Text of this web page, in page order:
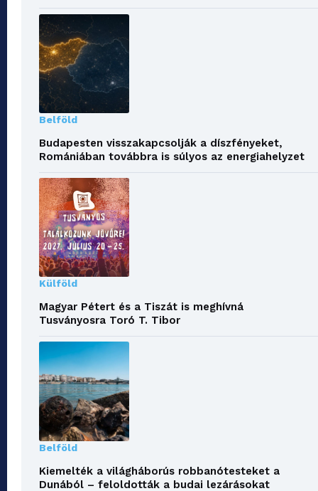
Belföld
Budapesten visszakapcsolják a díszfényeket,
Romániában továbbra is súlyos az energiahelyzet
Külföld
Magyar Pétert és a Tiszát is meghívná
Tusványosra Toró T. Tibor
Belföld
Kiemelték a világháborús robbanótesteket a
Dunából – feloldották a budai lezárásokat